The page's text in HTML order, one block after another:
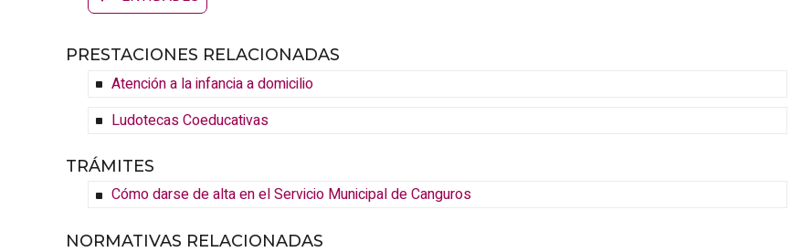
PRESTACIONES RELACIONADAS
Atención a la infancia a domicilio
Ludotecas Coeducativas
TRÁMITES
Cómo darse de alta en el Servicio Municipal de Canguros
NORMATIVAS RELACIONADAS